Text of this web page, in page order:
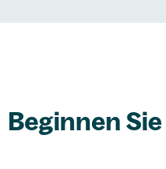
Beginnen